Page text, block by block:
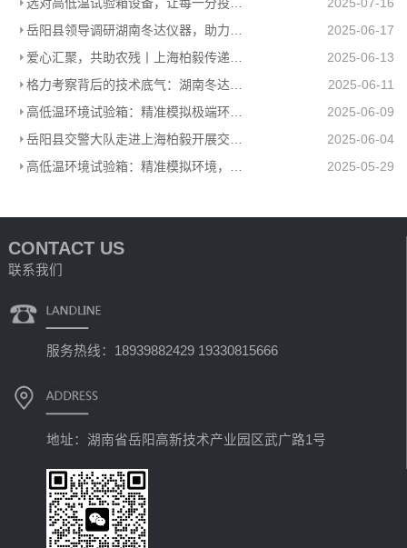
2025-06-17
2025-06-13
格力考察背后的技术底气：湖南冬达高低温环境试验箱赋能工业检测
2025-06-11
高低温环境试验箱：精准模拟极端环境，助力产品品质升级
2025-06-09
2025-06-04
2025-05-29
CONTACT US
联系我们
服务热线：18939882429 19330815666
地址：湖南省岳阳高新技术产业园区武广路1号